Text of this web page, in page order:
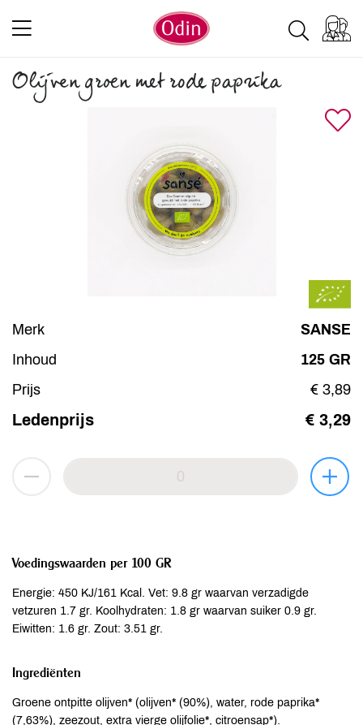
Olijven groen met rode paprika
Merk
SANSE
Inhoud
125 GR
Prijs
€ 3,89
Ledenprijs € 3,29
Voedingswaarden per 100 GR
Energie: 450 KJ/161 Kcal. Vet: 9.8 gr waarvan verzadigde
vetzuren 1.7 gr. Koolhydraten: 1.8 gr waarvan suiker 0.9 gr.
Eiwitten: 1.6 gr. Zout: 3.51 gr.
Ingrediënten
Groene ontpitte olijven* (olijven* (90%), water, rode paprika*
(7,63%), zeezout, extra vierge olijfolie*, citroensap*).